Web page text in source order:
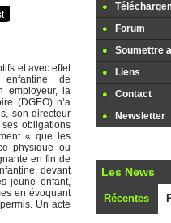
et avec effet
enfantine de
employeur, la
(DGEO) n’a
son directeur
obligations
« que les
physique ou
en fin de
devant
jeune enfant,
en évoquant
Un acte
Forum
Soumettre
Liens
Contact
Newsletter
Les News
Récentes